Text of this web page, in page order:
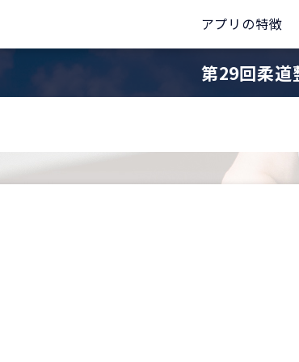
アプリの特徴
第29回柔道